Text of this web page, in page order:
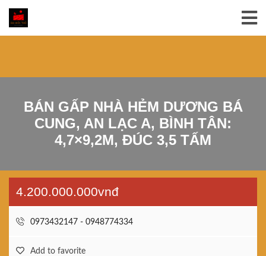
BÁN GẤP NHÀ HẺM DƯƠNG BÁ
CUNG, AN LẠC A, BÌNH TÂN:
4,7×9,2M, ĐÚC 3,5 TẤM
4.200.000.000vnđ
0973432147 - 0948774334
Add to favorite